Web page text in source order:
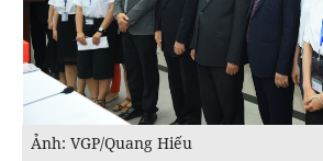
Ảnh: VGP/Quang Hiếu